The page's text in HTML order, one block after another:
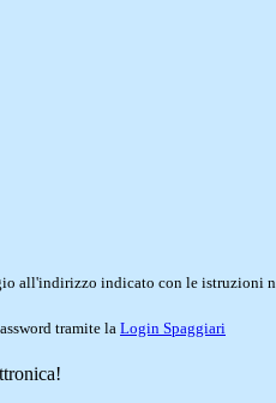
all'indirizzo indicato con le istruzioni
tramite la Login Spaggiari